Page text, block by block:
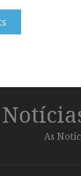
As